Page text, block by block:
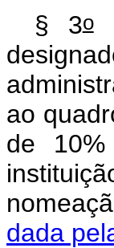
§ 3o
ao
de
dada